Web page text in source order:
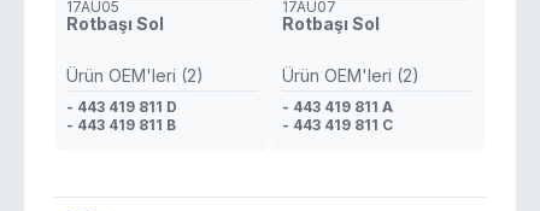
17AU05
Rotbaşı Sol
Ürün OEM'leri (2)
- 443 419 811 D
- 443 419 811 B
17AU07
Rotbaşı Sol
Ürün OEM'leri (2)
- 443 419 811 A
- 443 419 811 C